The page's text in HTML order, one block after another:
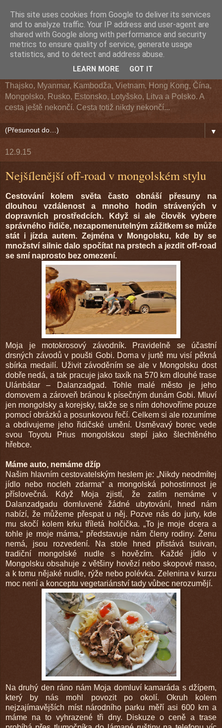
Z cesty kolem světa
Cestopis z cesty kolem světa. Navštívené země: Argentina,
Thajsko, Myanmar, Kambodža, Vietnam, Hong Kong, Čína,
Mongolsko, Rusko, Estonsko, Lotyšsko, Litva a Polsko. A
cesta ještě nekončí. Cesta totiž nikdy nekončí...
▼
12.9.15
Nejšílenější off-road v mongolském stylu
Cestování kolem světa často obnáší přesuny na
dlouhou vzdálenost a mnoho hodin strávených v
dopravních prostředcích. Když si ale člověk vybere
správného řidiče, nezapomenutelným zážitkem se může
stát i jízda autem. Zejména v Mongolsku, kde by se
množství silnic dalo spočítat na prstech a jezdit off-road
se smí naprosto bez omezení.
Moja je motokrosový závodník. Pravidelně se účastní
drsných závodů v poušti Gobi. Doma v jurtě mu visí pěkná
sbírka medailí. Uživit závoděním se ale v Mongolsku dost
dobře nedá, a tak pracuje jako taxík na 570 km dlouhé trase
Ulánbátar – Dalanzadgad. Tohle malé město je jeho
domovem a zároveň bránou k písečným dunám Gobi. Mluví
jen mongolsky a korejsky, takže se s ním dohovoříme pouze
pomocí obrázků a posunkovou řečí. Celkem si ale rozumíme
a obdivujeme jeho řidičské umění. Usměvavý borec vede
svou Toyotu Prius mongolskou stepí jako šlechtěného
hřebce.
Máme auto, nemáme džíp
Našim hlavním cestovatelským heslem je: „Nikdy neodmítej
jídlo nebo nocleh zdarma“ a mongolská pohostinnost je
příslovečná. Když Moja zjistí, že zatím nemáme v
Dalanzadgadu domluvené žádné ubytování, hned nám
nabízí, že můžeme přespat u něj. Pozve nás do jurty, kde
mu skočí kolem krku tříletá holčička. „To je moje dcera a
tohle je moje máma,“ představuje nám členy rodiny. Ženu
nemá, jsou rozvedení. Na stole hned přistává tsuivan,
tradiční mongolské nudle s hovězím. Každé jídlo v
Mongolsku obsahuje z většiny hovězí nebo skopové maso,
a k tomu nějaké nudle, rýže nebo polévka. Zelenina v kurzu
moc není a konceptu vegetariánství tady vůbec nerozumějí.
Na druhý den ráno nám Moja domluví kamaráda s džípem,
který by nás mohl povozit po okolí. Okruh kolem
nejzajímavějších míst národního parku měří asi 600 km a
máme na to vyhrazené tři dny. Diskuze o ceně a trase
This site uses cookies from Google to deliver its services
and to analyze traffic. Your IP address and user-agent are
shared with Google along with performance and security
metrics to ensure quality of service, generate usage
statistics, and to detect and address abuse.
LEARN MORE GOT IT